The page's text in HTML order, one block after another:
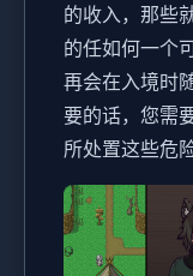
的收入，那些
的任如何一个
再会在入境时
要的话，您需
所处置这些危